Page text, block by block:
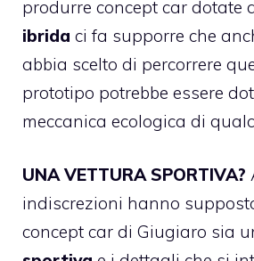
produrre concept car dotate
ibrida ci fa supporre che
abbia scelto di percorrere
prototipo potrebbe essere
meccanica ecologica di
UNA VETTURA SPORTIVA?
indiscrezioni hanno
concept car di Giugiaro sia